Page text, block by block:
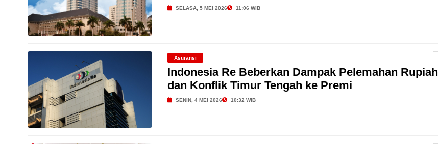
SELASA, 5 MEI 2026 11:06 WIB
Asuransi
Indonesia Re Beberkan Dampak Pelemahan Rupiah
dan Konflik Timur Tengah ke Premi
SENIN, 4 MEI 2026 10:32 WIB